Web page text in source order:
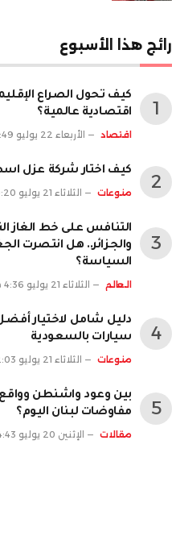
رائج هذا الأسبوع
كيف تحول الصراع
اقتصادية عالمية؟
اقتصاد الأربعاء 22 يوليو 4:49 م
كيف اختار شركة عزل
منوعات الثلاثاء 21 يوليو 9:20 م
التنافس على خط الغاز
والجزائر.. هل انتصرت
السياسة؟
العالم الثلاثاء 21 يوليو 4:36 م
دليل شامل لاختيار
سيارات بالسعودية
منوعات الثلاثاء 21 يوليو 2:03 م
بين وعود واشنطن
مفاوضات لبنان اليوم؟
مقالات الإثنين 20 يوليو 4:43 م